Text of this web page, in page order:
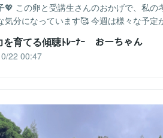
💖 この卵と受講生さんのおかげで、私
気分になっています🥰 今週は様々な予
を育てる傾聴ﾄﾚｰﾅｰ おーちゃん
22 00:47